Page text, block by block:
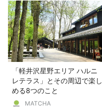
「軽井沢星野エリア ハルニ
レテラス」とその周辺で楽し
める8つのこと
MATCHA